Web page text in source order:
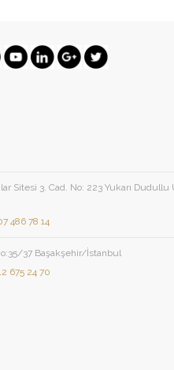
Sitesi 3. Cad. No: 223 Yukarı
486 78 14
37 Başakşehir/İstanbul
675 24 70